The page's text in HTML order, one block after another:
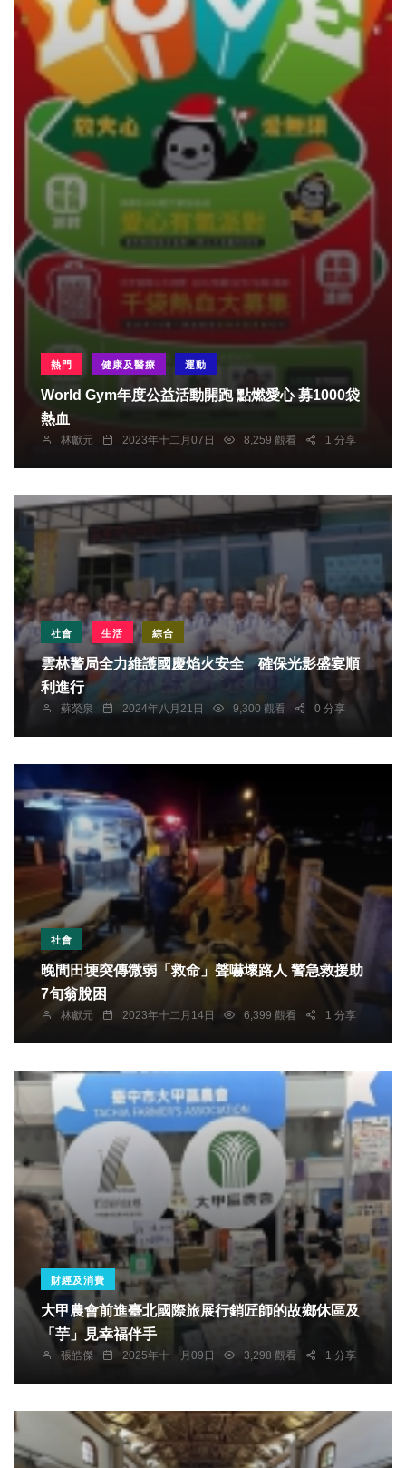
熱門 健康及醫療 運動
World Gym年度公益活動開跑 點燃愛心 募1000袋
熱血
林獻元 2023年十二月07日 8,259 觀看 1 分享
社會 生活 綜合
雲林警局全力維護國慶焰火安全 確保光影盛宴順
利進行
蘇榮泉 2024年八月21日 9,300 觀看 0 分享
社會
晚間田埂突傳微弱「救命」聲嚇壞路人 警急救援助
7旬翁脫困
林獻元 2023年十二月14日 6,399 觀看 1 分享
財經及消費
大甲農會前進臺北國際旅展行銷匠師的故鄉休區及
「芋」見幸福伴手
張皓傑 2025年十一月09日 3,298 觀看 1 分享